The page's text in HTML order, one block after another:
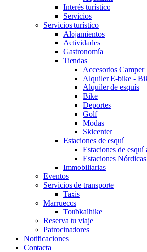
Interés turístico
Servicios
Servicios turístico
Alojamientos
Actividades
Gastronomía
Tiendas
Accesorios Camper
Alquiler E-bike -
Alquiler de esquís
Bike
Deportes
Golf
Modas
Skicenter
Estaciones de esquí
Estaciones de esquí
Estaciones Nórdicas
Immobiliarias
Eventos
Servicios de transporte
Taxis
Marruecos
Toubkalhike
Reserva tu viaje
Patrocinadores
Notificaciones
Contacta